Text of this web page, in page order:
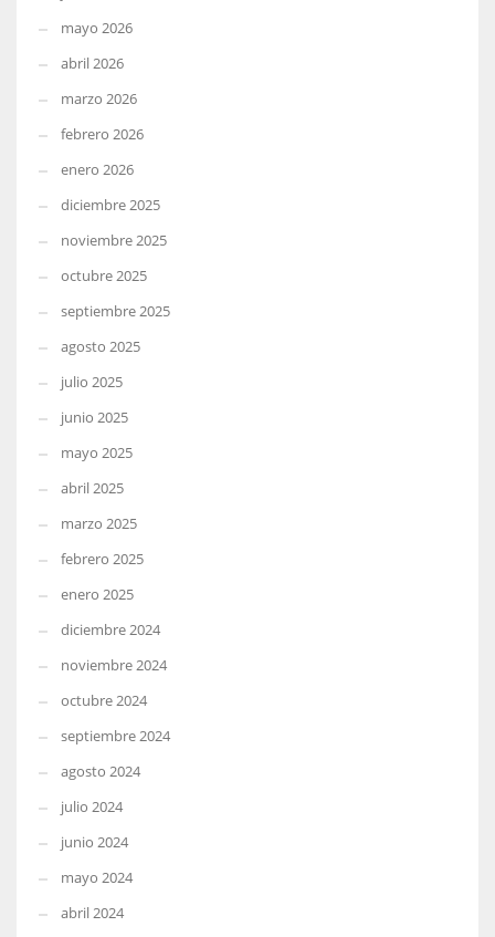
mayo 2026
abril 2026
marzo 2026
febrero 2026
enero 2026
diciembre 2025
noviembre 2025
octubre 2025
septiembre 2025
agosto 2025
julio 2025
junio 2025
mayo 2025
abril 2025
marzo 2025
febrero 2025
enero 2025
diciembre 2024
noviembre 2024
octubre 2024
septiembre 2024
agosto 2024
julio 2024
junio 2024
mayo 2024
abril 2024